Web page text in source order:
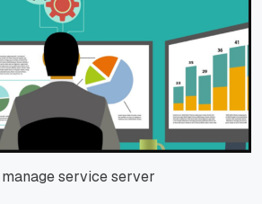
service server